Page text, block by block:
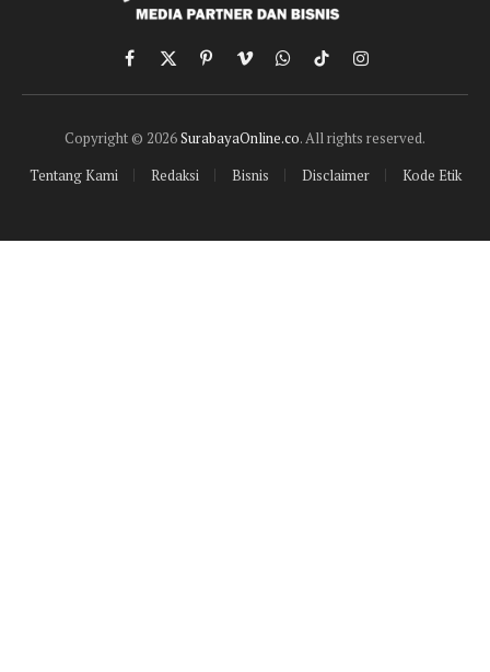
Facebook
X
(Twitter)
PinterestVimeoWhatsApp
TikTokInstagram
Copyright © 2026SurabayaOnline.co. All rights reserved.
Tentang Kami
Redaksi Bisnis Disclaimer Kode Etik